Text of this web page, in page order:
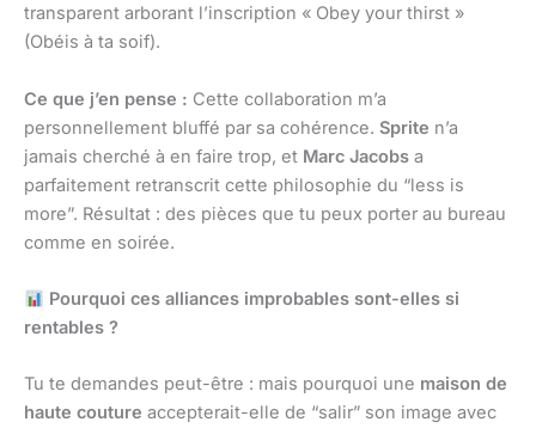
transparent arborant l’inscription « Obey your thirst »
(Obéis à ta soif).
Ce que j’en pense : Cette collaboration m’a
personnellement bluffé par sa cohérence. Sprite n’a
jamais cherché à en faire trop, et Marc Jacobs a
parfaitement retranscrit cette philosophie du “less is
more”. Résultat : des pièces que tu peux porter au bureau
comme en soirée.
Pourquoi ces alliances improbables sont-elles si
rentables ?
Tu te demandes peut-être : mais pourquoi une maison de
haute couture accepterait-elle de “salir” son image avec